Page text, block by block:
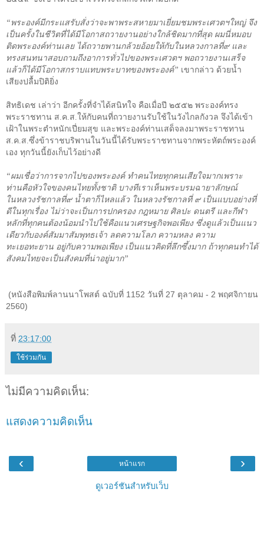
“พระองค์มีกระแสรับสั่งว่าจะพาพระสหายมาเยี่ยมชมพระเศวตฯใหญ่ จึง
เป็นครั้งในชีวิตที่ได้มีโอกาสถวายงานอย่างใกล้ชิดมากที่สุด ผมนี่หมอบ
ติดพระองค์ท่านเลย ได้ถวายพานกล้วยอ้อยให้กับในหลวงกาลที่๙ และ
ทรงสนทนาสอบถามถึงอาการทั่วไปของพระเศวตฯ พอถวายงานเสร็จ
แล้วก็ได้มีโอกาสกราบแทบพระบาทของพระองค์” เขากล่าว ด้วยน้ำ
เสียงปลื้มปิติยิ่ง
สิทธิเดช เล่าว่า อีกครั้งที่จำได้สนิทใจ คือเมื่อปี ๒๕๕๒ พระองค์ทรง
พระราชทาน ส.ค.ส.ให้กับคนที่ถวายงานรับใช้ในวังไกลกังวล จึงได้เข้า
เฝ้าในพระตำหนักเปี่ยมสุข และพระองค์ท่านเสด็จลงมาพระราชทาน
ส.ค.ส.ซึ่งข้าราชบริพานในวันนี้ได้รับพระราชทานจากพระหัตถ์พระองค์
เอง ทุกวันนี้ยังเก็บไว้อย่างดี
“ผมเชื่อว่าการจากไปของพระองค์ ทำคนไทยทุกคนเสียใจมากเพราะ
ท่านคือหัวใจของคนไทยทั้งชาติ บางทีเราเห็นพระบรมฉายาลักษณ์
ในหลวงรัชกาลที่๙ น้ำตาก็ไหลแล้ว ในหลวงรัชกาลที่ ๙ เป็นแบบอย่างที่
ดีในทุกเรื่อง ไม่ว่าจะเป็นการปกครอง กฎหมาย ศิลปะ ดนตรี และกีฬา
หลักที่ทุกคนต้องน้อมนำไปใช้คือแนวเศรษฐกิจพอเพียง ซึ่งดูแล้วเป็นแนว
เดียวกับองค์สัมมาสัมพุทธเจ้า ลดความโลภ ความหลง ความ
ทะเยอทะยาน อยู่กับความพอเพียง เป็นแนวคิดที่ลึกซึ้งมาก ถ้าทุกคนทำได้
สังคมไทยจะเป็นสังคมที่น่าอยู่มาก”
(หนังสือพิมพ์ลานนาโพสต์ ฉบับที่ 1152 วันที่ 27 ตุลาคม - 2 พฤศจิกายน
2560)
ที่ 23:17:00
ใช้ร่วมกัน
ไม่มีความคิดเห็น:
แสดงความคิดเห็น
‹ ›
หน้าแรก
ดูเวอร์ชันสำหรับเว็บ